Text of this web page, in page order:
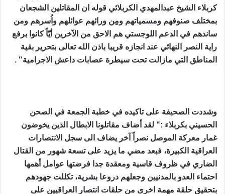
كربلاء الشيخ عبدالمهدي الكربلائي قوله ان المقاتلين الشجعان
بمختلف صنوفهم ومسمياتهم ومِن ورائهم عوائلهم واُسرهم ومن
ساندهم في الدعم اللوجستي هم الاحق من الآخرين أيّاً كانوا برفع
راية النصر النهائي عند انجازه قريبا باذن الله تعالى بتحرير بقية
المناطق التي مازالت تحت سيطرة عصابات داعش الاجرامية" .
وشددت الصحيفة على تاكيده في خطبة الجمعة في الصحن
الحسيني بكربلاء :" لقد أضاف مقاتلونا الابطال الذين يخوضون
غمار معركة الموصل نصراً آخر يضاف الى سجل الانتصارات
العراقية الكبيرة، فبعد مضي ما يزيد على تسعة شهور من القتال
الضاري في ظروف قاسية ومعقدة جدا فرضتها عوامل أهمها
احتماء العدو بالمدنيين وجعلهم دروعا بشرية، تكللت جهودهم
بتحقيق حلقة مهمة اخرى من حلقات انتصار العراقيين على